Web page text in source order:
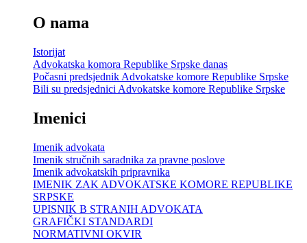
O nama
Istorijat
Advokatska komora Republike Srpske danas
Počasni predsjednik Advokatske komore Republike Srpske
Bili su predsjednici Advokatske komore Republike Srpske
Imenici
Imenik advokata
Imenik stručnih saradnika za pravne poslove
Imenik advokatskih pripravnika
IMENIK ZAK ADVOKATSKE KOMORE REPUBLIKE
SRPSKE
UPISNIK B STRANIH ADVOKATA
GRAFIČKI STANDARDI
NORMATIVNI OKVIR